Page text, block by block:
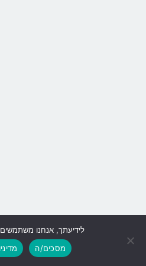
גלילה
לראש
לידיעתך, אנחנו
מסכים/ה